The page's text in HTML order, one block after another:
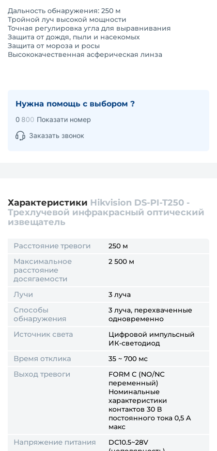
Дальность обнаружения: 250 м
Тройной луч высокой мощности
Точная регулировка угла для выравнивания
Защита от дождя, пыли и насекомых
Защита от мороза и росы
Высококачественная асферическая линза
Нужна помощь с выбором ?
0 800 Показати номер
Заказать звонок
Характеристики Hikvision DS-PI-T250 -
Трехлучевой инфракрасный оптический
извещатель
Расстояние тревоги 250 м
Максимальное
расстояние
досягаемости
2 500 м
Лучи 3 луча
Способы
обнаружения
3 луча, перехваченные
одновременно
Источник света
Цифровой импульсный
ИК-светодиод
Время отклика 35 ~ 700 мс
Выход тревоги
FORM C (NO/NC
переменный)
Номинальные
характеристики
контактов 30 В
постоянного тока 0,5 A
макс
Напряжение питания
DC10.5~28V